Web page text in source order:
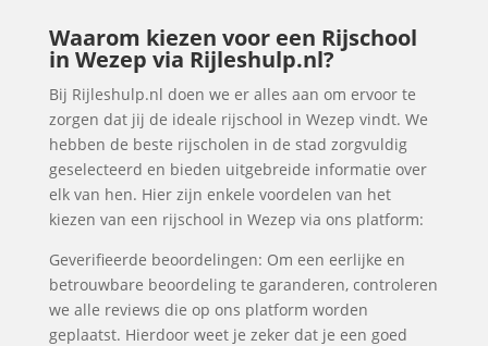
Waarom kiezen voor een Rijschool
in Wezep via Rijleshulp.nl?
Bij Rijleshulp.nl doen we er alles aan om ervoor te
zorgen dat jij de ideale rijschool in Wezep vindt. We
hebben de beste rijscholen in de stad zorgvuldig
geselecteerd en bieden uitgebreide informatie over
elk van hen. Hier zijn enkele voordelen van het
kiezen van een rijschool in Wezep via ons platform:
Geverifieerde beoordelingen: Om een eerlijke en
betrouwbare beoordeling te garanderen, controleren
we alle reviews die op ons platform worden
geplaatst. Hierdoor weet je zeker dat je een goed